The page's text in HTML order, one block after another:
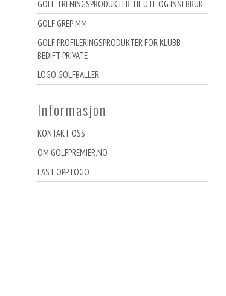
GOLF TRENINGSPRODUKTER TIL UTE OG INNEBRUK
GOLF GREP MM
GOLF PROFILERINGSPRODUKTER FOR KLUBB-
BEDIFT-PRIVATE
LOGO GOLFBALLER
Informasjon
KONTAKT OSS
OM GOLFPREMIER.NO
LAST OPP LOGO